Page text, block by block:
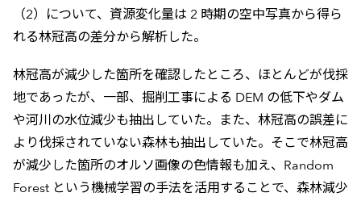
（2）について、資源変化量は 2 時期の空中写真から得ら
れる林冠高の差分から解析した。
林冠高が減少した箇所を確認したところ、ほとんどが伐採
地であったが、一部、掘削工事による DEM の低下やダム
や河川の水位減少も抽出していた。また、林冠高の誤差に
より伐採されていない森林も抽出していた。そこで林冠高
が減少した箇所のオルソ画像の色情報も加え、Random
Forest という機械学習の手法を活用することで、森林減少